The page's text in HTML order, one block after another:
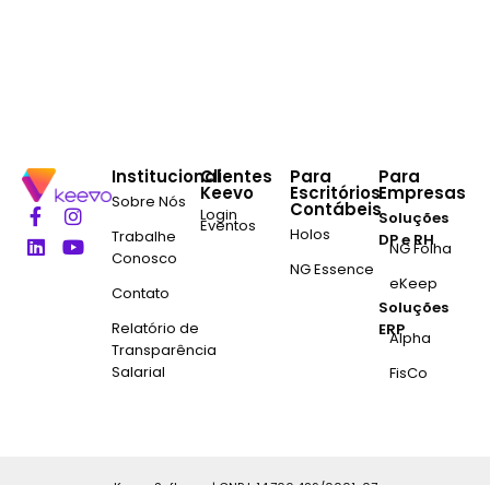
Institucional
Sobre Nós
Trabalhe
Conosco
Contato
Relatório de
Transparência
Salarial
Clientes
Keevo
Login
Eventos
Para
Escritórios
Contábeis
Holos
NG Essence
Para
Empresas
Soluções
DP e RH
NG Folha
eKeep
Soluções
ERP
Alpha
FisCo